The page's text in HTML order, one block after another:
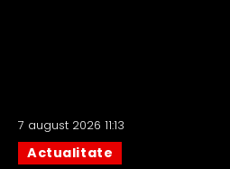
7 august 2026 11:13
Actualitate